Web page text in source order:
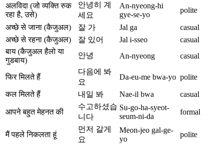
अलविदा (जो व्यक्ति रुक
रहा है, उसे)
안녕히 계
세요
An-nyeong-hi
gye-se-yo
polite
अच्छे से जाना (कैजुअल) 잘 가 Jal ga
casual
अच्छे से रहना (कैजुअल)
잘 있어 Jal i-sseo
casual
बाय (कैजुअल हैलो या
गुडबाय)
안녕 An-nyeong casual
फिर मिलते हैं
다음에 봐
요
Da-eu-me bwa-yo polite
कल मिलते हैं 내일 봐 Nae-il bwa casual
आपने बहुत मेहनत की
수고하셨습
니다
Su-go-ha-syeot-
seum-ni-da
formal
मैं पहले निकलता हूं
먼저 갈게
요
Meon-jeo gal-ge-
yo
polite